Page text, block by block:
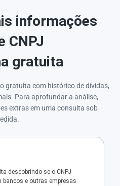
informações
CNPJ
gratuita
gratuita com histórico de dívidas,
Para aprofundar a análise,
extras em uma consulta sob
descobrindo se o CNPJ
e outras empresas.